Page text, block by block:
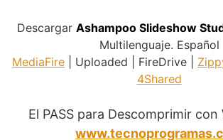
Descargar Ashampoo Slideshow
Multilenguaje. Español
MediaFire | Uploaded | FireDrive |
4Shared
El PASS para Descomprimir con